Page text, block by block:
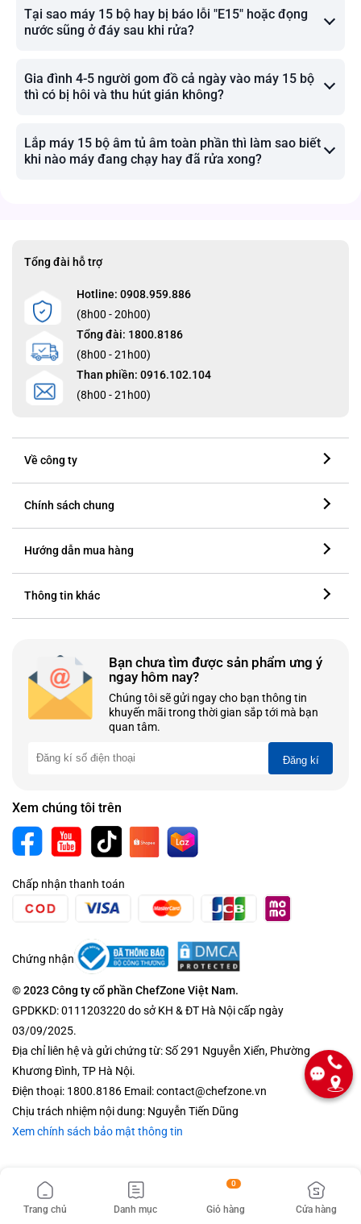
Tại sao máy 15 bộ hay bị báo lỗi "E15" hoặc đọng
nước sũng ở đáy sau khi rửa?
Gia đình 4-5 người gom đồ cả ngày vào máy 15 bộ
thì có bị hôi và thu hút gián không?
Lắp máy 15 bộ âm tủ âm toàn phần thì làm sao biết
khi nào máy đang chạy hay đã rửa xong?
Tổng đài hỗ trợ
Hotline: 0908.959.886
(8h00 - 20h00)
Tổng đài: 1800.8186
(8h00 - 21h00)
Than phiền: 0916.102.104
(8h00 - 21h00)
Về công ty
Chính sách chung
Hướng dẫn mua hàng
Thông tin khác
Bạn chưa tìm được sản phẩm ưng ý
ngay hôm nay?
Chúng tôi sẽ gửi ngay cho bạn thông tin
khuyến mãi trong thời gian sắp tới mà bạn
quan tâm.
Đăng kí
Xem chúng tôi trên
Chấp nhận thanh toán
Chứng nhận
© 2023 Công ty cổ phần ChefZone Việt Nam.
GPDKKD: 0111203220 do sở KH & ĐT Hà Nội cấp ngày
03/09/2025.
Địa chỉ liên hệ và gửi chứng từ: Số 291 Nguyễn Xiển, Phường
Khương Đình, TP Hà Nội.
Điện thoại: 1800.8186 Email: contact@chefzone.vn
Chịu trách nhiệm nội dung: Nguyễn Tiến Dũng
Xem chính sách bảo mật thông tin
Trang chủ Danh mục
0
Giỏ hàng Cửa hàng